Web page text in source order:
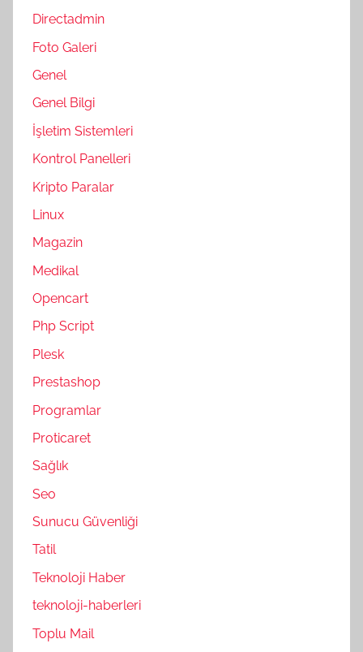
Directadmin
Foto Galeri
Genel
Genel Bilgi
İşletim Sistemleri
Kontrol Panelleri
Kripto Paralar
Linux
Magazin
Medikal
Opencart
Php Script
Plesk
Prestashop
Programlar
Proticaret
Sağlık
Seo
Sunucu Güvenliği
Tatil
Teknoloji Haber
teknoloji-haberleri
Toplu Mail